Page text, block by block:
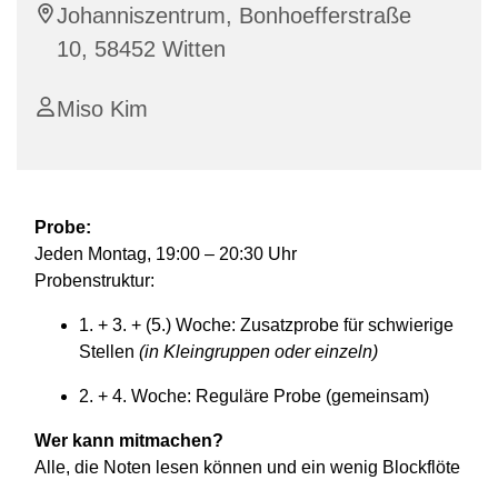
Johanniszentrum, Bonhoefferstraße
10, 58452 Witten
Miso Kim
Probe:
Jeden Montag, 19:00 – 20:30 Uhr
Probenstruktur:
1. + 3. + (5.) Woche: Zusatzprobe für schwierige
Stellen (in Kleingruppen oder einzeln)
2. + 4. Woche: Reguläre Probe (gemeinsam)
Wer kann mitmachen?
Alle, die Noten lesen können und ein wenig Blockflöte